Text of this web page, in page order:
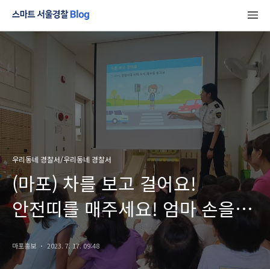
우리동네 경찰서/우리동네 경찰서
(마포) 차를 보고 걸어요!
안전띠를 매주세요! 엄마 손을
잡아요!
마포홍보 2023. 7. 17. 09:48